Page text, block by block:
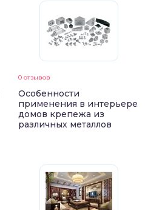
0 отзывов
Особенности
применения в интерьере
домов крепежа из
различных металлов